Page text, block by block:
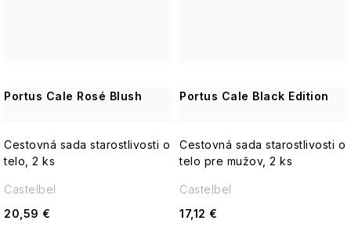
Portus Cale Rosé Blush
Cestovná sada starostlivosti o
telo, 2 ks
20,59 €
Castelbel
Portus Cale Black Edition
Cestovná sada starostlivosti o
telo pre mužov, 2 ks
17,12 €
Castelbel